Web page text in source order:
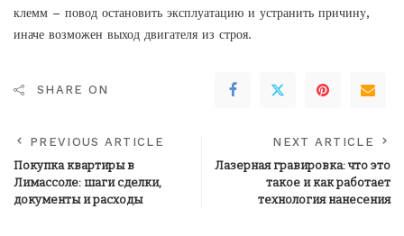
клемм – повод остановить эксплуатацию и устранить причину,
иначе возможен выход двигателя из строя.
SHARE ON
PREVIOUS ARTICLE
Покупка квартиры в
Лимассоле: шаги сделки,
документы и расходы
NEXT ARTICLE
Лазерная гравировка: что это
такое и как работает
технология нанесения